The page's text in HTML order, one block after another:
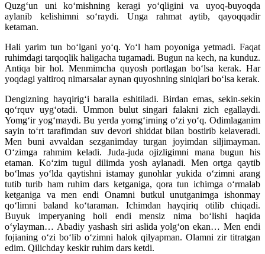
Quzg‘un uni ko‘mishning keragi yo‘qligini va uyoq-buyoqda
aylanib kelishimni so‘raydi. Unga rahmat aytib, qayoqqadir
ketaman.
Hali yarim tun bo‘lgani yo‘q. Yo‘l ham poyoniga yetmadi. Faqat
ruhimdagi tarqoqlik haligacha tugamadi. Bugun na kech, na kunduz.
Antiqa bir hol. Menmimcha quyosh portlagan bo‘lsa kerak. Har
yoqdagi yaltiroq nimarsalar aynan quyoshning siniqlari bo‘lsa kerak.
Dengizning hayqirig‘i baralla eshitiladi. Birdan emas, sekin-sekin
qo‘rquv uyg‘otadi. Ummon bulut singari falakni zich egallaydi.
Yomg‘ir yog‘maydi. Bu yerda yomg‘irning o‘zi yo‘q. Odimlaganim
sayin to‘rt tarafimdan suv devori shiddat bilan bostirib kelaveradi.
Men buni avvaldan sezganimday turgan joyimdan siljimayman.
O‘zimga rahmim keladi. Juda-juda ojizligimni mana bugun his
etaman. Ko‘zim tugul dilimda yosh aylanadi. Men ortga qaytib
bo‘lmas yo‘lda qaytishni istamay gunohlar yukida o‘zimni arang
tutib turib ham ruhim dars ketganiga, qora tun ichimga o‘rmalab
ketganiga va men endi Onamni butkul unutganimga ishonmay
qo‘limni baland ko‘taraman. Ichimdan hayqiriq otilib chiqadi.
Buyuk imperyaning holi endi mensiz nima bo‘lishi haqida
o‘ylayman… Abadiy yashash siri aslida yolg‘on ekan… Men endi
fojianing o‘zi bo‘lib o‘zimni halok qilyapman. Olamni zir titratgan
edim. Qilichday keskir ruhim dars ketdi.